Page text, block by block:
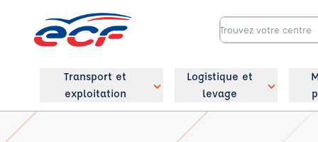
Transport et
exploitation
Logistique et
levage